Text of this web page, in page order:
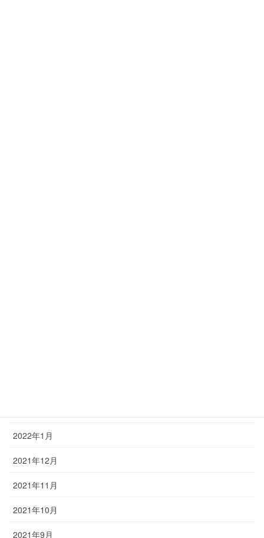
2022年1月
2021年12月
2021年11月
2021年10月
2021年9月